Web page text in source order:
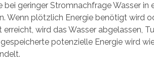
geringer Stromnachfrage Wasser in
Wenn plötzlich Energie benötigt wird
wird das Wasser abgelassen,
potenzielle Energie wird